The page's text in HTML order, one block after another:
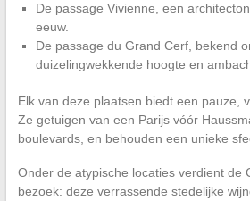
De passage Vivienne, een
eeuw.
De passage du Grand Cerf, bekend
duizelingwekkende hoogte en
Elk van deze plaatsen biedt een pauze,
Ze getuigen van een Parijs vóór
boulevards, en behouden een unieke
Onder de atypische locaties verdient de
bezoek: deze verrassende stedelijke